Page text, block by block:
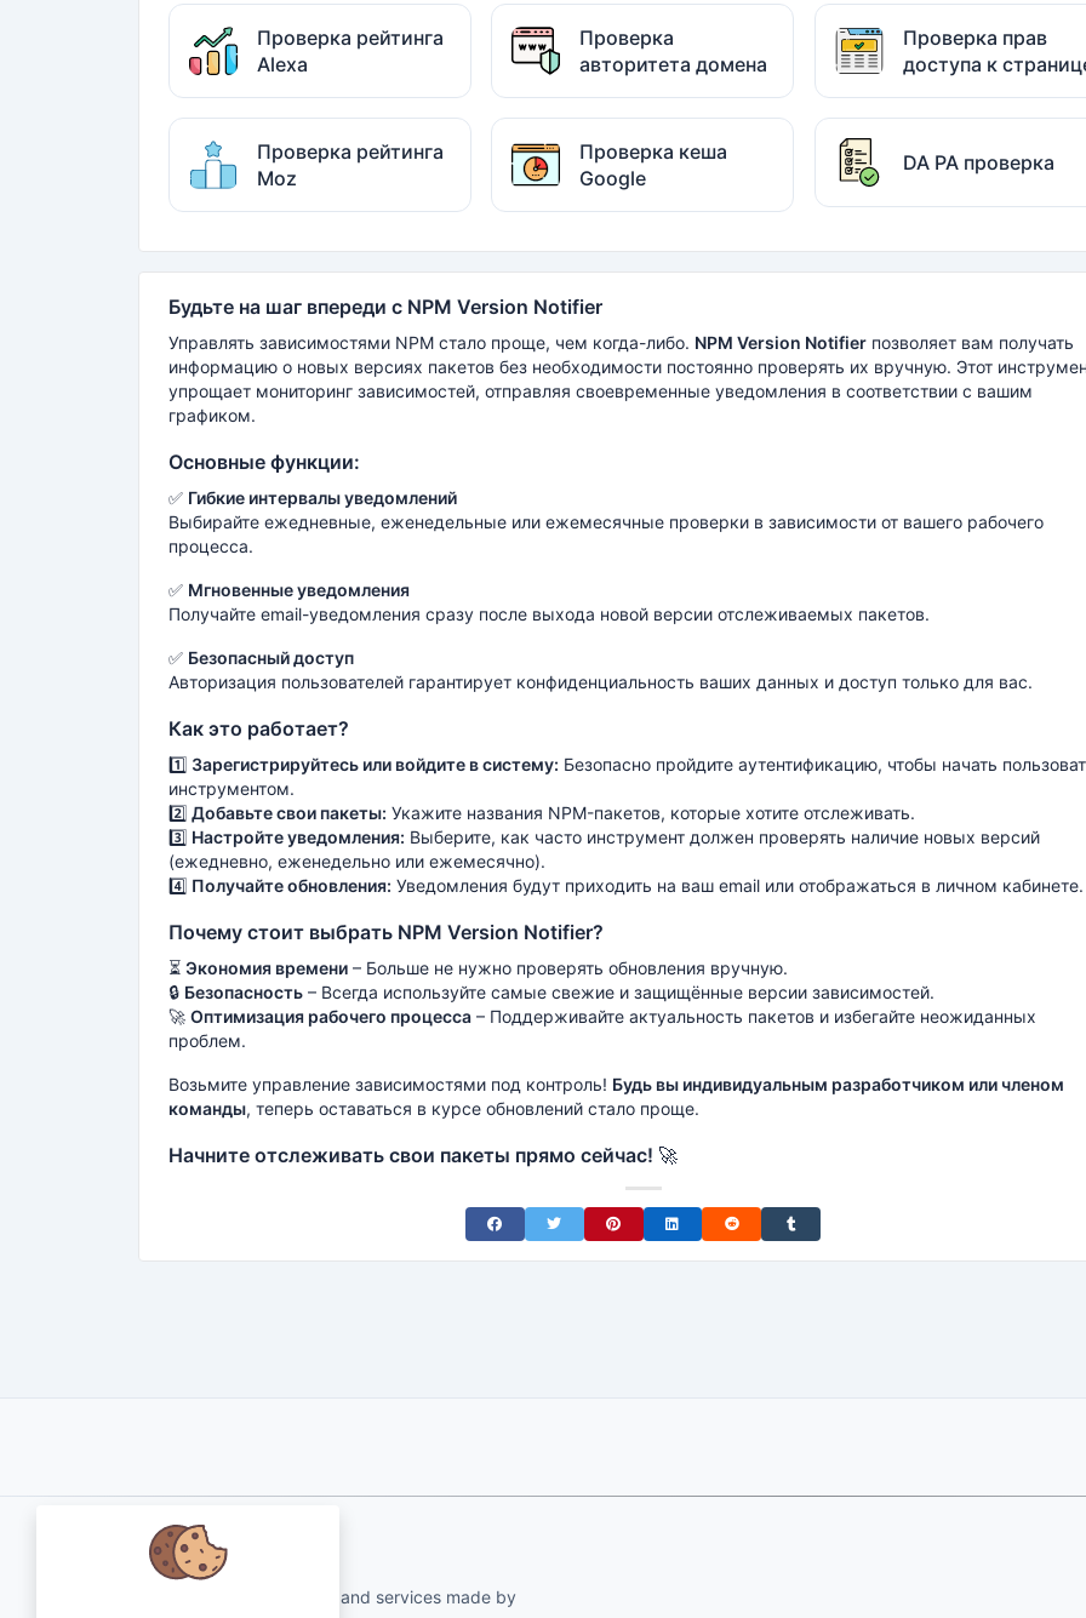
Проверка рейтинга
Alexa
Проверка
авторитета домена
Проверка прав
доступа к
Проверка рейтинга
Moz
Проверка кеша
Google
DA PA проверка
Будьте на шаг впереди с NPM Version Notifier
Управлять зависимостями NPM стало проще, чем когда-либо. NPM Version Notifier позволяет вам получать
информацию о новых версиях пакетов без необходимости постоянно проверять их вручную. Этот
упрощает мониторинг зависимостей, отправляя своевременные уведомления в соответствии с вашим
графиком.
Основные функции:
✅ Гибкие интервалы уведомлений
Выбирайте ежедневные, еженедельные или ежемесячные проверки в зависимости от вашего рабочего
процесса.
✅ Мгновенные уведомления
Получайте email-уведомления сразу после выхода новой версии отслеживаемых пакетов.
✅ Безопасный доступ
Авторизация пользователей гарантирует конфиденциальность ваших данных и доступ только для вас.
Как это работает?
1️⃣ Зарегистрируйтесь или войдите в систему: Безопасно пройдите аутентификацию, чтобы начать
инструментом.
2️⃣ Добавьте свои пакеты: Укажите названия NPM-пакетов, которые хотите отслеживать.
3️⃣ Настройте уведомления: Выберите, как часто инструмент должен проверять наличие новых версий
(ежедневно, еженедельно или ежемесячно).
4️⃣ Получайте обновления: Уведомления будут приходить на ваш email или отображаться в личном кабинете.
Почему стоит выбрать NPM Version Notifier?
⏳ Экономия времени – Больше не нужно проверять обновления вручную.
🔒 Безопасность – Всегда используйте самые свежие и защищённые версии зависимостей.
🚀 Оптимизация рабочего процесса – Поддерживайте актуальность пакетов и избегайте неожиданных
проблем.
Возьмите управление зависимостями под контроль! Будь вы индивидуальным разработчиком или членом
команды, теперь оставаться в курсе обновлений стало проще.
Начните отслеживать свои пакеты прямо сейчас! 🚀
Share on Facebook
Share on TwitterShare on Pinterest
Share on LinkedIn
Share on RedditShare on Tumblr
About Us
qartvelo.com free online tools and services made by